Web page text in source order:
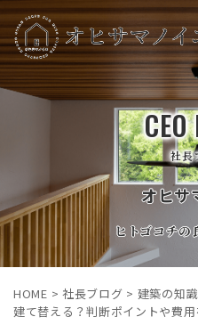
オヒサ
ヒトゴコチの
CEO
社長
HOME > 社長ブログ > 建築の知識
建て替える？判断ポイントや費用